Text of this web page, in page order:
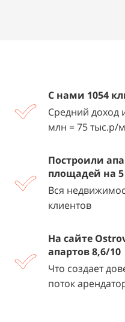
С нами 1054
Средний доход
млн = 75 тыс.р/
Построили
площадей на
Вся
клиентов
На сайте
апартов 8,6/10
Что создает
поток